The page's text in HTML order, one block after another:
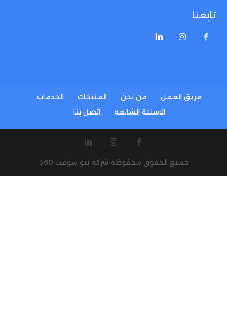
تابعنا
فريق العمل من نحن المنتجات
الخدمات
الاسئلة الشائعة
اتصل بنا
جميع الحقوق محفوظة شركة نيو سوفت 360